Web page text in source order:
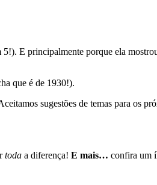
E principalmente porque ela
que é de 1930!).
sugestões de temas para os
toda a diferença! E mais… confira um